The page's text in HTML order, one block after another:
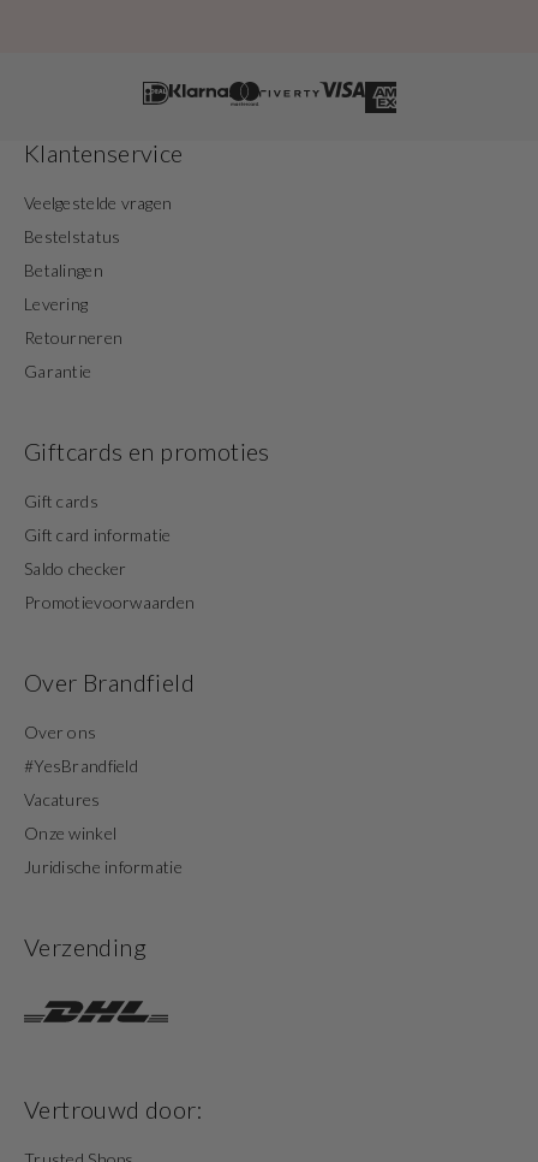
Klantenservice
Veelgestelde vragen
Bestelstatus
Betalingen
Levering
Retourneren
Garantie
Giftcards en promoties
Gift cards
Gift card informatie
Saldo checker
Promotievoorwaarden
Over Brandfield
Over ons
#YesBrandfield
Vacatures
Onze winkel
Juridische informatie
Verzending
Vertrouwd door: